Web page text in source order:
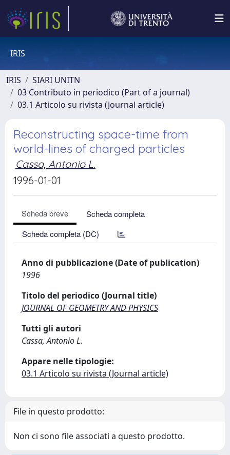
IRIS
IRIS
SIARI UNITN
03 Contributo in periodico (Part of a journal)
03.1 Articolo su rivista (Journal article)
Reconstructing space-time from
world-lines of charged particles
Cassa, Antonio L.
1996-01-01
Scheda breve
Scheda completa
Scheda completa (DC)
Anno di pubblicazione (Date of publication)
1996
Titolo del periodico (Journal title)
JOURNAL OF GEOMETRY AND PHYSICS
Tutti gli autori
Cassa, Antonio L.
Appare nelle tipologie:
03.1 Articolo su rivista (Journal article)
File in questo prodotto:
Non ci sono file associati a questo prodotto.